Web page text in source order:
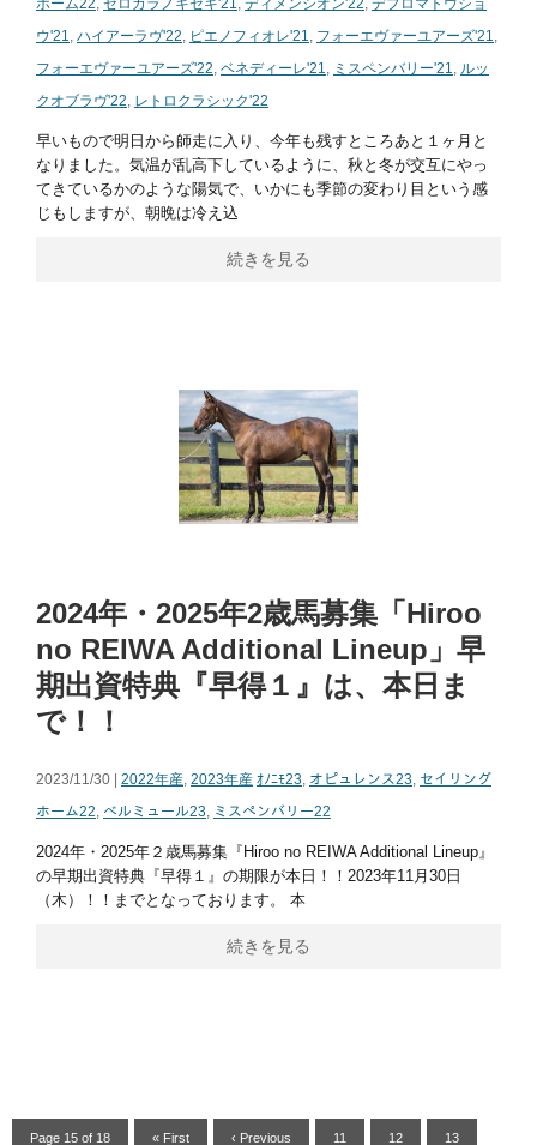
ウ'21
ハイアーラヴ'22 ピエノフィオレ'21 フォーエヴァーユアーズ'21
フォーエヴァーユアーズ'22 ベネディーレ'21 ミスペンバリー'21
ルッ
クオブラヴ'22 レトロクラシック'22
早いもので明日から師走に入り、今年も残すところあと１ヶ月と
なりました。気温が乱高下しているように、秋と冬が交互にやっ
てきているかのような陽気で、いかにも季節の変わり目という感
じもしますが、朝晩は冷え込
続きを見る
2024年・2025年2歳馬募集「Hiroo
no REIWA Additional Lineup」早
期出資特典『早得１』は、本日ま
で！！
2023/11/30 | 2022年産, 2023年産 ｵﾉﾆﾓ23, オピュレンス23, セイリング
ホーム22, ベルミュール23, ミスペンバリー22
2024年・2025年２歳馬募集『Hiroo no REIWA Additional Lineup』
の早期出資特典『早得１』の期限が本日！！2023年11月30日
（木）！！までとなっております。 本
続きを見る
Page 15 of 18 « First ‹ Previous 11 12 13